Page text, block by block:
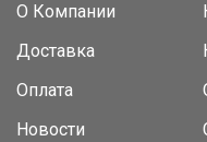
О Компании
Доставка
Оплата
Новости